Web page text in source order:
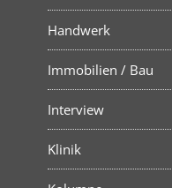
Handwerk
Immobilien / Bau
Interview
Klinik